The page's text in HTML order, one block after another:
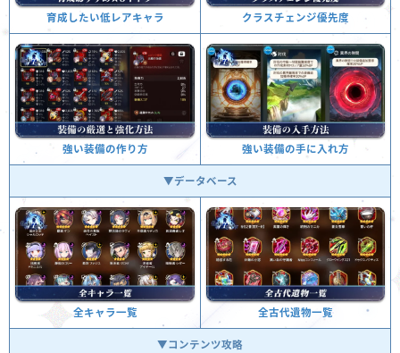
育成したい低レアキャラ クラスチェンジ優先度
強い装備の作り方 強い装備の手に入れ方
▼データベース
全キャラ一覧 全古代遺物一覧
▼コンテンツ攻略